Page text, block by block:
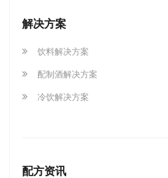
解决方案
饮料解决方案
配制酒解决方案
冷饮解决方案
配方资讯